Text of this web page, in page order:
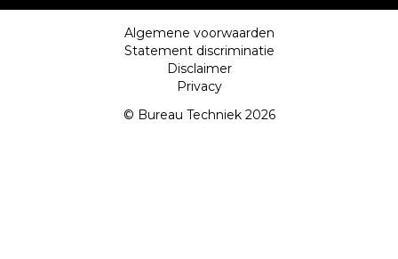
Algemene voorwaarden
Statement discriminatie
Disclaimer
Privacy
© Bureau Techniek 2026